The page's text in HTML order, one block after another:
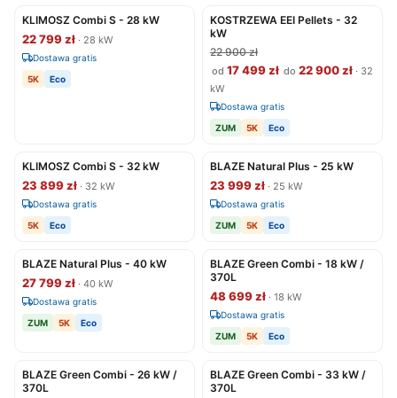
KLIMOSZ Combi S - 28 kW
22 799 zł · 28 kW
Dostawa gratis
5K
Eco
KOSTRZEWA EEI Pellets - 32
kW
22 900 zł
od 17 499 zł do 22 900 zł · 32
kW
Dostawa gratis
ZUM
5K Eco
KLIMOSZ Combi S - 32 kW
23 899 zł · 32 kW
Dostawa gratis
5K
Eco
BLAZE Natural Plus - 25 kW
23 999 zł · 25 kW
Dostawa gratis
ZUM
5K Eco
BLAZE Natural Plus - 40 kW
27 799 zł · 40 kW
Dostawa gratis
ZUM
5K Eco
BLAZE Green Combi - 18 kW /
370L
48 699 zł · 18 kW
Dostawa gratis
ZUM
5K Eco
BLAZE Green Combi - 26 kW /
370L
BLAZE Green Combi - 33 kW /
370L